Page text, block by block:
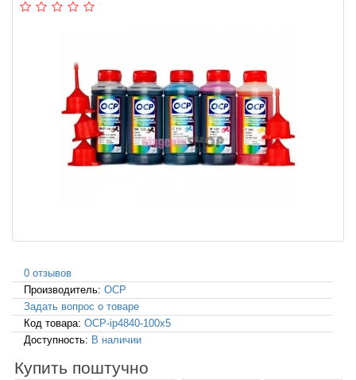
0 отзывов
Производитель: OCP
Задать вопрос о товаре
Код товара: OCP-ip4840-100x5
Доступность: В наличии
Купить поштучно